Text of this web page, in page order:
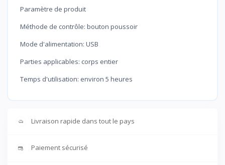
Paramètre de produit
Méthode de contrôle: bouton poussoir
Mode d'alimentation: USB
Parties applicables: corps entier
Temps d'utilisation: environ 5 heures
Livraison rapide dans tout le pays
Paiement sécurisé